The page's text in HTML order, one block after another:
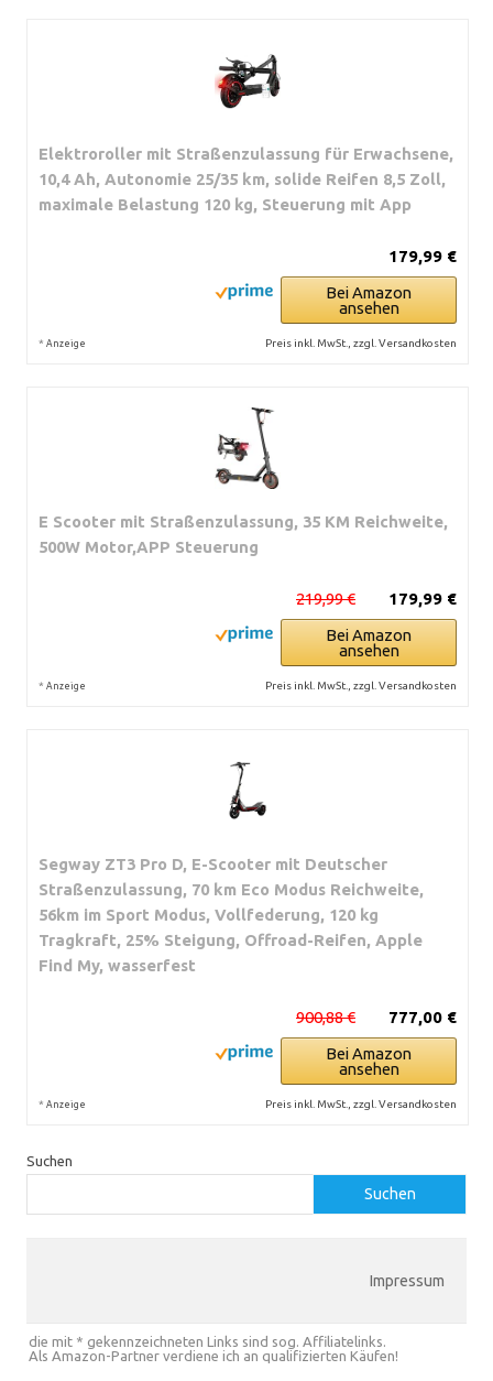
Elektroroller mit Straßenzulassung für Erwachsene,
10,4 Ah, Autonomie 25/35 km, solide Reifen 8,5 Zoll,
maximale Belastung 120 kg, Steuerung mit App
179,99 €
Bei Amazon
ansehen
* Anzeige Preis inkl. MwSt., zzgl. Versandkosten
E Scooter mit Straßenzulassung, 35 KM Reichweite,
500W Motor,APP Steuerung
179,99 €
219,99 €
Bei Amazon
ansehen
* Anzeige Preis inkl. MwSt., zzgl. Versandkosten
Segway ZT3 Pro D, E-Scooter mit Deutscher
Straßenzulassung, 70 km Eco Modus Reichweite,
56km im Sport Modus, Vollfederung, 120 kg
Tragkraft, 25% Steigung, Offroad-Reifen, Apple
Find My, wasserfest
777,00 €
900,88 €
Bei Amazon
ansehen
* Anzeige Preis inkl. MwSt., zzgl. Versandkosten
Suchen
Suchen
Impressum
die mit * gekennzeichneten Links sind sog. Affiliatelinks.
Als Amazon-Partner verdiene ich an qualifizierten Käufen!